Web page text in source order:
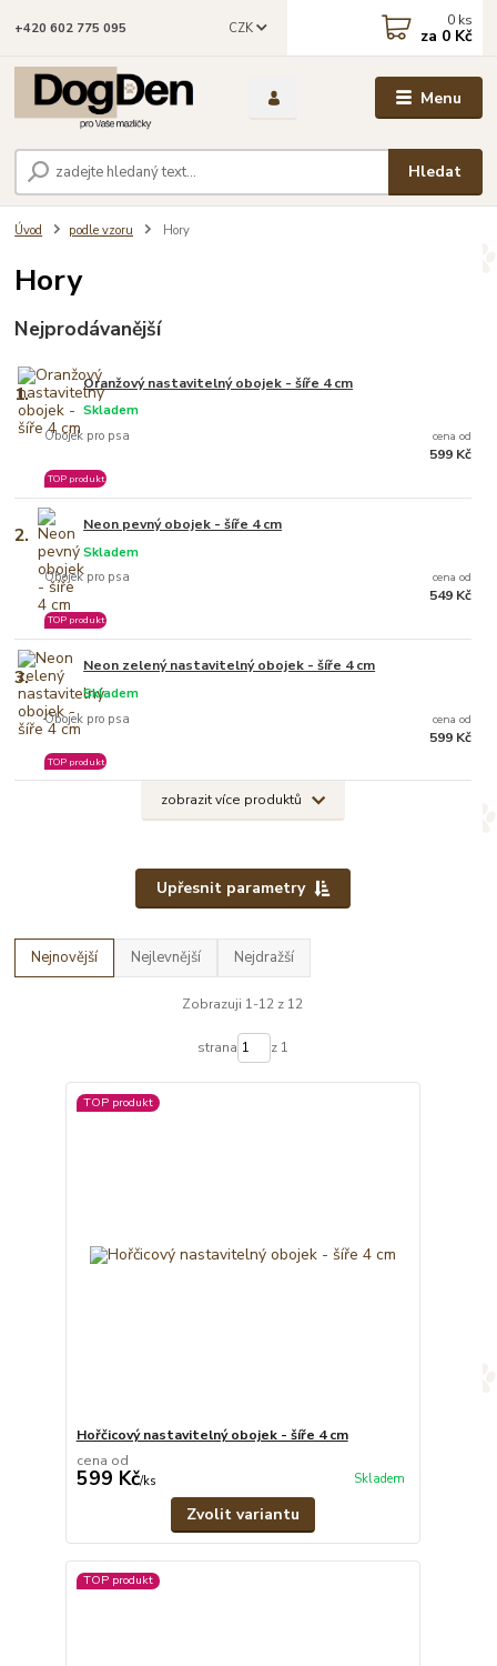
Menu
CZK
Hledat
+420 602 775 095 0 ks
za 0 Kč
Úvod podle vzoru Hory
Hory
Nejprodávanější
1. Oranžový nastavitelný obojek - šíře 4 cm
Obojek pro psa
Skladem
TOP produkt
cena od
599 Kč
2. Neon pevný obojek - šíře 4 cm
Obojek pro psa
Skladem
TOP produkt
cena od
549 Kč
3. Neon zelený nastavitelný obojek - šíře 4 cm
Obojek pro psa
Skladem
TOP produkt
cena od
599 Kč
zobrazit více produktů
Upřesnit parametry
Nejnovější Nejlevnější Nejdražší
Zobrazuji 1-12 z 12
strana z 1
TOP produkt
Hořčicový nastavitelný obojek - šíře 4 cm
cena od
599 Kč/ks Skladem
Zvolit variantu
TOP produkt